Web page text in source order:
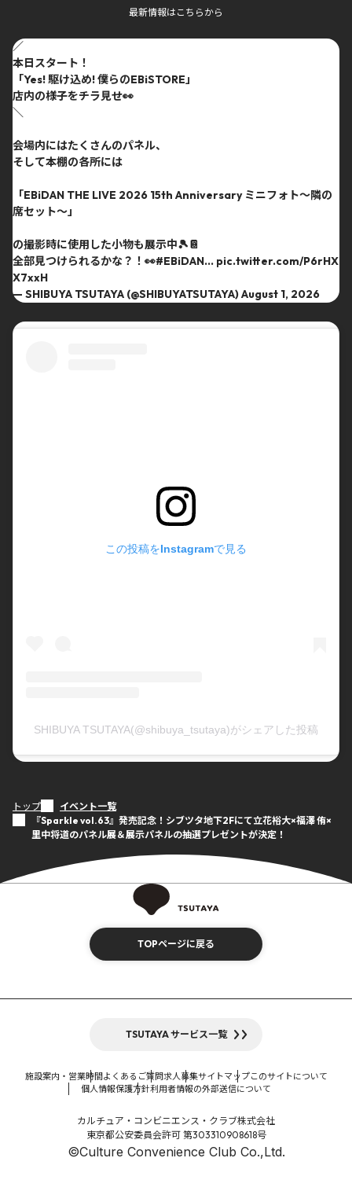
トップ
イベント一覧
『Sparkle vol.63』発売記念！シブツタ地下2Fにて立花裕大×福澤 侑×
里中将道のパネル展＆展示パネルの抽選プレゼントが決定！
最新情報はこちらから
／
本日スタート！
「Yes! 駆け込め! 僕らのEBiSTORE」
店内の様子をチラ見せ👀
＼
会場内にはたくさんのパネル、
そして本棚の各所には
「EBiDAN THE LIVE 2026 15th Anniversary ミニフォト〜隣の
席セット〜」
の撮影時に使用した小物も展示中🎾📔
全部見つけられるかな？！👀#EBiDAN… pic.twitter.com/P6rHX
X7xxH
— SHIBUYA TSUTAYA (@SHIBUYATSUTAYA)August 1, 2026
この投稿をInstagramで見る
SHIBUYA TSUTAYA(@shibuya_tsutaya)がシェアした投稿
TOPページに戻る
TSUTAYA サービス一覧
施設案内・営業時間よくあるご質問求人募集サイトマップこのサイトについて
個人情報保護方針利用者情報の外部送信について
カルチュア・コンビニエンス・クラブ株式会社
東京都公安委員会許可 第303310908618号
©Culture Convenience Club Co.,Ltd.